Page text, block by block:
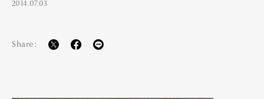
2014.07.03
Share: